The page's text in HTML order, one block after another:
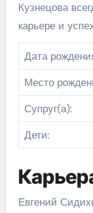
Кузнецова
карьере и
Дата
Место
Супруг(а):
Дети:
Евгений